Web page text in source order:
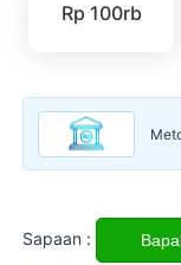
Rp 100rb
Sapaan :